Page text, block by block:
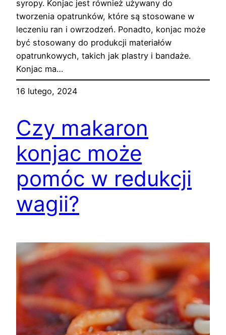
syropy. Konjac jest również używany do
tworzenia opatrunków, które są stosowane w
leczeniu ran i owrzodzeń. Ponadto, konjac może
być stosowany do produkcji materiałów
opatrunkowych, takich jak plastry i bandaże.
Konjac ma…
16 lutego, 2024
Czy makaron
konjac może
pomóc w redukcji
wagii?